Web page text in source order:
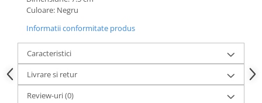
Culoare: Negru
Informatii conformitate produs
Caracteristici
Livrare si retur
Review-uri(0)